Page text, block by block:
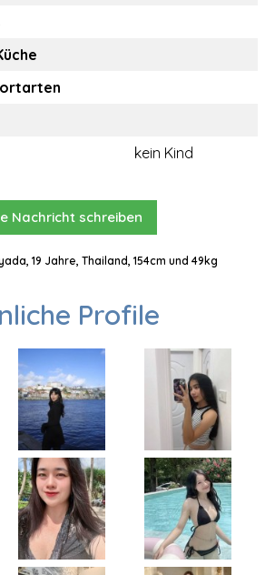
kein Kind
Nachricht schreiben
19 Jahre, Thailand, 154cm und 49kg
Profile